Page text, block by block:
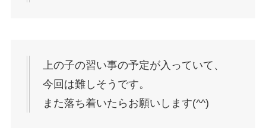
上の子の習い事の予定が入っていて、
今回は難しそうです。
また落ち着いたらお願いします(^^)